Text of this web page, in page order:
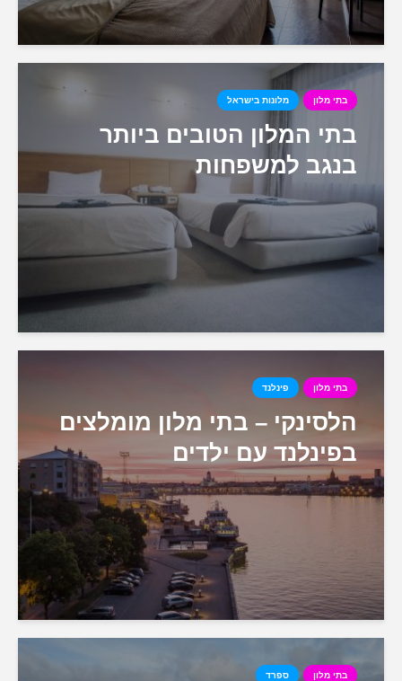
בתי מלון מלונות בישראל
בתי המלון הטובים ביותר
בנגב למשפחות
בתי מלון פינלנד
הלסינקי – בתי מלון מומלצים
בפינלנד עם ילדים
בתי מלון ספרד